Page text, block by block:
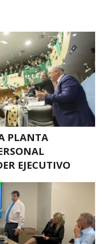
PLANTA
EJECUTIVO